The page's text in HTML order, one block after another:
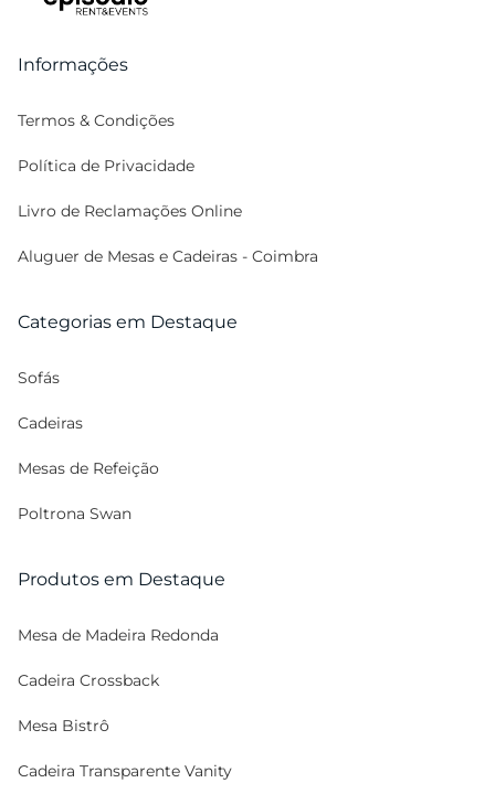
Informações
Termos & Condições
Política de Privacidade
Livro de Reclamações Online
Aluguer de Mesas e Cadeiras - Coimbra
Categorias em Destaque
Sofás
Cadeiras
Mesas de Refeição
Poltrona Swan
Produtos em Destaque
Mesa de Madeira Redonda
Cadeira Crossback
Mesa Bistrô
Cadeira Transparente Vanity